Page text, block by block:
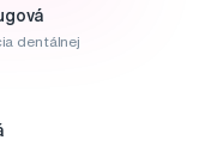
dentálnej